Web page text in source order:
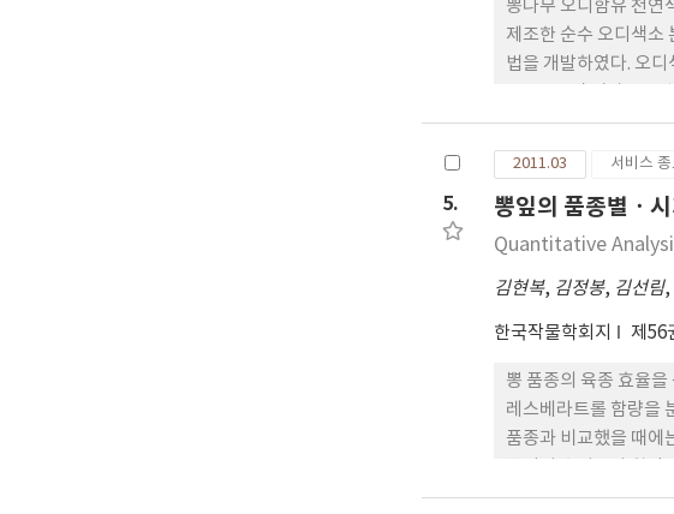
뽕나무 오디함유 천
제조한 순수 오디색소
법을 개발하였다. 오
수 있을 것으로 판단된
5.
2011.03 서비스
뽕잎의 품종별ㆍ
Quantitative
김현복, 김정봉, 김선림,
한국작물학회지 제56
뽕 품종의 육종 효율
레스베라트롤 함량을
품종과 비교했을 때에
스베라트롤 함량은